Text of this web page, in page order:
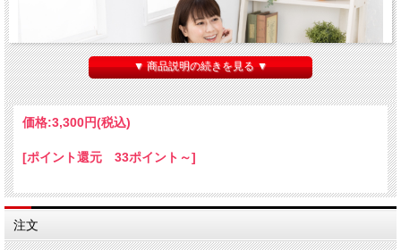
▼ 商品説明の続きを見る ▼
価格:3,300円(税込)
[ポイント還元 33ポイント～]
注文